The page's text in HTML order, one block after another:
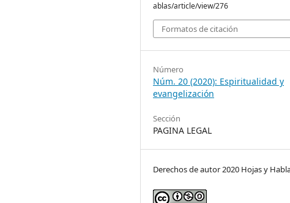
ablas/article/view/276
Formatos de citación
Número
Núm. 20 (2020): Espiritualidad y
evangelización
Sección
PAGINA LEGAL
Derechos de autor 2020 Hojas y